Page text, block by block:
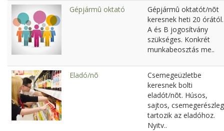
Gépjármû oktató
Gépjármû oktatót/nõt
keresnek heti 20 órától.
A és B jogosítvány
szükséges. Konkrét
munkabeosztás me..
Eladó/nõ
Csemegeüzletbe
keresnek bolti
eladót/nõt. Húsos,
sajtos, csemegerészleg
tartozik az eladóhoz.
Nyitv..